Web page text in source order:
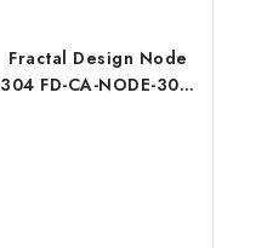
Fractal Design Node
304 FD-CA-NODE-304-